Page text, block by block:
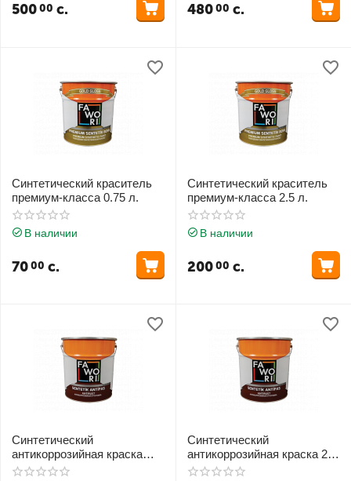
50000 с. 48000 с.
Синтетический краситель
премиум-класса 0.75 л.
В наличии
7000 с.
Синтетический краситель
премиум-класса 2.5 л.
В наличии
20000 с.
Синтетический
антикоррозийная краска
0.75 л.
Синтетический
антикоррозийная краска 2.5
л.